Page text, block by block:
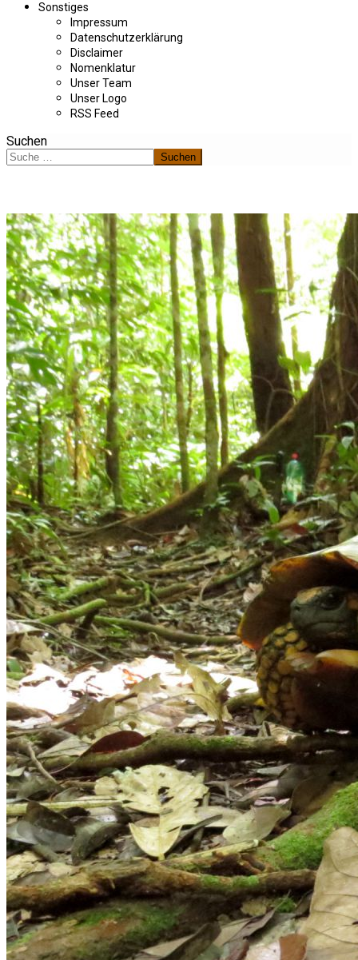
Sonstiges
Impressum
Datenschutzerklärung
Disclaimer
Nomenklatur
Unser Team
Unser Logo
RSS Feed
Suchen
Suchen